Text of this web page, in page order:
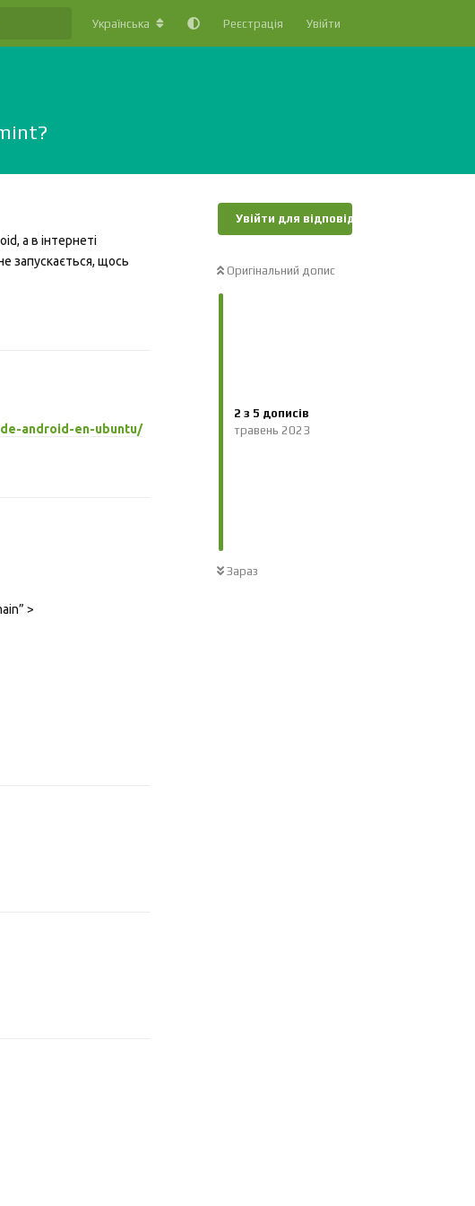
Українська Реєстрація Увійти
Увійти для відповіді
Оригінальний допис
2 з 5 дописів
травень 2023
Зараз
а в інтернеті
запускається, щось
android-en-ubuntu/
>